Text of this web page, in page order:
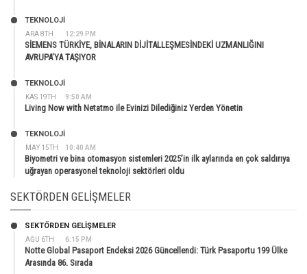
ARA 8TH 12:29 PM
TEKNOLOJİ
SİEMENS TÜRKİYE, BİNALARIN DİJİTALLEŞMESİNDEKİ UZMANLIĞINI
AVRUPA’YA TAŞIYOR
KAS 19TH 9:50 AM
TEKNOLOJİ
Living Now with Netatmo ile Evinizi Dilediğiniz Yerden Yönetin
MAY 15TH 10:40 AM
TEKNOLOJİ
Biyometri ve bina otomasyon sistemleri 2025’in ilk aylarında en çok saldırıya
uğrayan operasyonel teknoloji sektörleri oldu
SEKTÖRDEN GELIŞMELER
AĞU 6TH 6:15 PM
SEKTÖRDEN GELIŞMELER
Notte Global Pasaport Endeksi 2026 Güncellendi: Türk Pasaportu 199 Ülke
Arasında 86. Sırada